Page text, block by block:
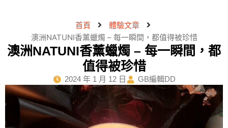
首頁
體驗文章
澳洲NATUNI香薰蠟燭 – 每一瞬間，都值得被珍惜
澳洲NATUNI香薰蠟燭 – 每一瞬間，都
值得被珍惜
2024 年 1 月 12 日 GB編輯DD